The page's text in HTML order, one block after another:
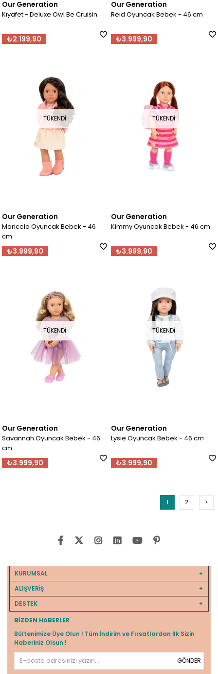
Our Generation
Kıyafet - Deluxe Owl Be Cruisin
₺2.199,90
Our Generation
Reid Oyuncak Bebek - 46 cm
₺3.999,90
TÜKENDI
Our Generation
Maricela Oyuncak Bebek - 46
cm
₺3.999,90
TÜKENDI
Our Generation
Kimmy Oyuncak Bebek - 46 cm
₺3.999,90
TÜKENDI
Our Generation
Savannah Oyuncak Bebek - 46
cm
₺3.999,90
TÜKENDI
Our Generation
Lysie Oyuncak Bebek - 46 cm
₺3.999,90
1 2 >
KURUMSAL
ALIŞVERİŞ
DESTEK
BIZDEN HABERLER
Bültenimize Üye Olun ! Tüm İndirim ve Fırsatlardan İlk Sizin
Haberiniz Olsun !
GÖNDER